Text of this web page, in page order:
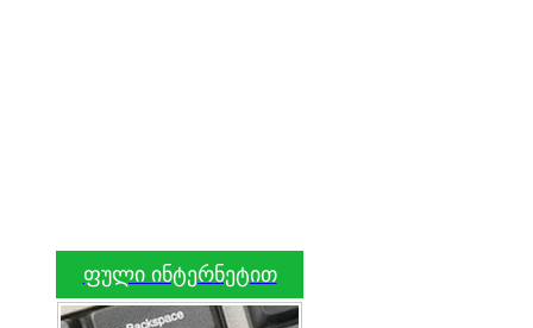
ფული ინტერნეტით